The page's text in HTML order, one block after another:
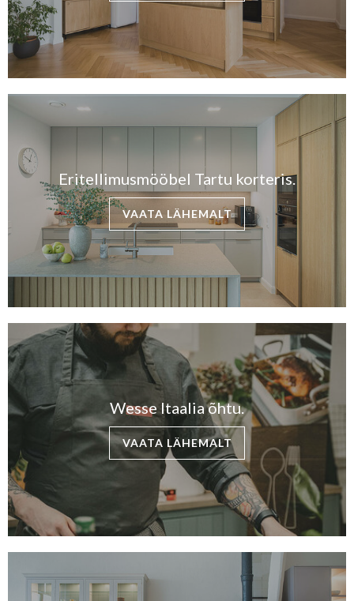
Eritellimusmööbel Tartu korteris.
VAATA LÄHEMALT
Wesse Itaalia õhtu.
VAATA LÄHEMALT